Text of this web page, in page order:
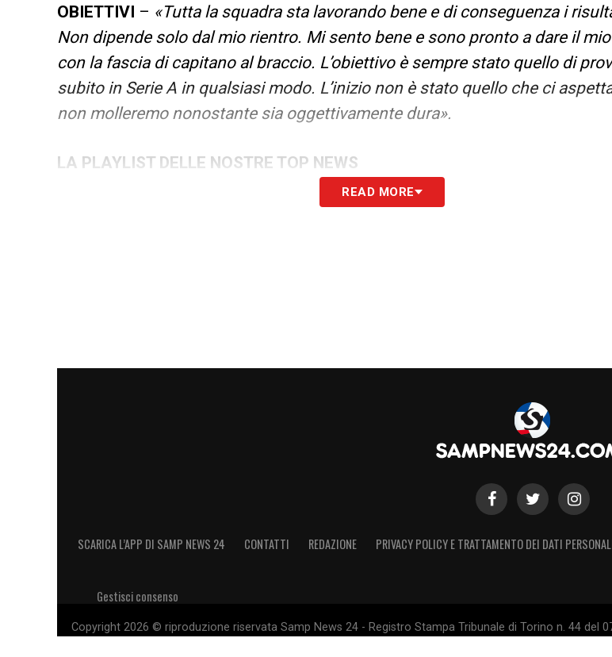
OBIETTIVI – «Tutta la squadra sta lavorando bene e di conseguenza i
Non dipende solo dal mio rientro. Mi sento bene e sono pronto a dare il
con la fascia di capitano al braccio. L’obiettivo è sempre stato quello di
subito in Serie A in qualsiasi modo. L’inizio non è stato quello che ci
non molleremo nonostante sia oggettivamente dura».
LA PLAYLIST DELLE NOSTRE TOP NEWS
READ MORE
SCARICA L’APP DI SAMP NEWS 24 CONTATTI REDAZIONE PRIVACY POLICY E TRATTAMENTO DEI DATI
Gestisci consenso
Copyright 2026 © riproduzione riservata Samp News 24 - Registro Stampa Tribunale di Torino n. 44